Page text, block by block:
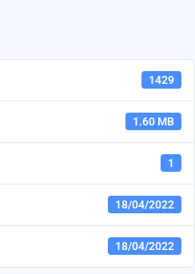
1429
1.60 MB
1
18/04/2022
18/04/2022